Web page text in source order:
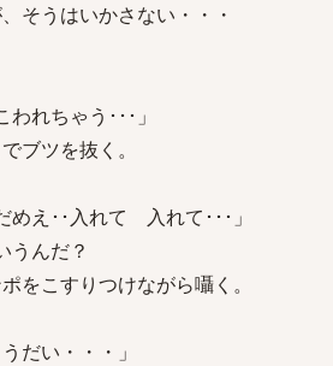
そうはいかさない・・・
われちゃう･･･」
ブツを抜く。
めえ･･入れて 入れて･･･」
うんだ？
をこすりつけながら囁く。
だい・・・」